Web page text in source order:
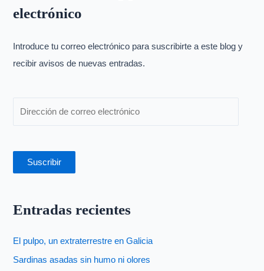
a
p
o
electrónico
Introduce tu correo electrónico para suscribirte a este blog y
recibir avisos de nuevas entradas.
Suscribir
Entradas recientes
El pulpo, un extraterrestre en Galicia
Sardinas asadas sin humo ni olores